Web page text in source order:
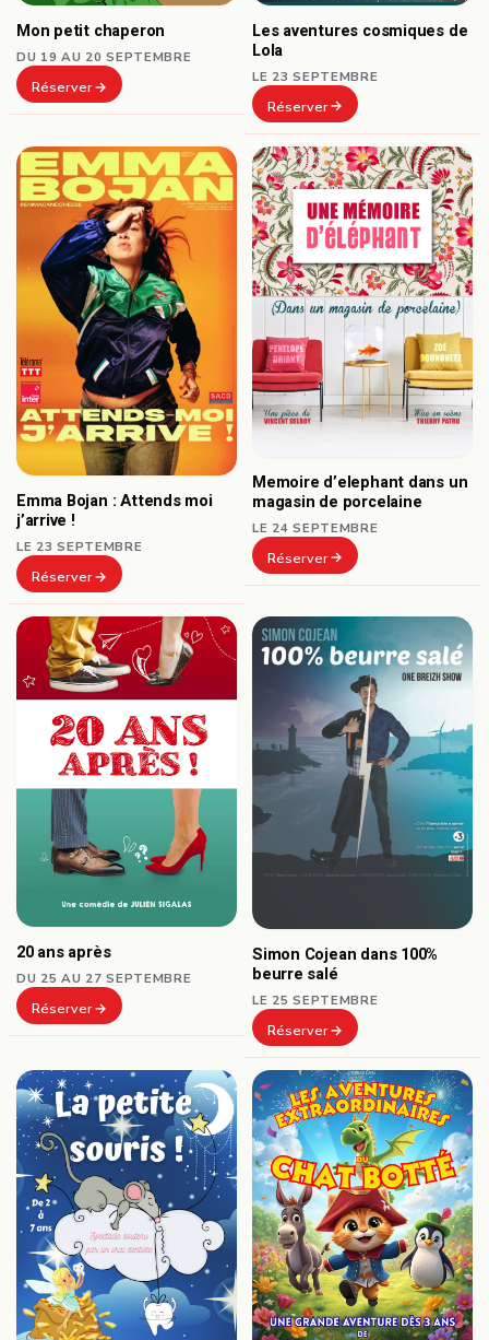
Mon petit chaperon
DU 19 AU 20 SEPTEMBRE
Réserver
Les aventures cosmiques de
Lola
LE 23 SEPTEMBRE
Réserver
Emma Bojan : Attends moi
j’arrive !
LE 23 SEPTEMBRE
Réserver
Memoire d’elephant dans un
magasin de porcelaine
LE 24 SEPTEMBRE
Réserver
20 ans après
DU 25 AU 27 SEPTEMBRE
Réserver
Simon Cojean dans 100%
beurre salé
LE 25 SEPTEMBRE
Réserver